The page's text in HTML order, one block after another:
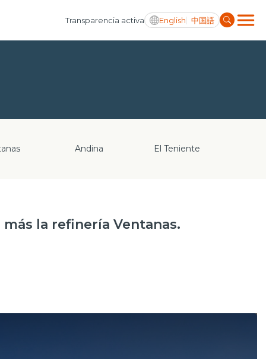
Transparencia activa English 中国語
Andina El Teniente
la refinería Ventanas.